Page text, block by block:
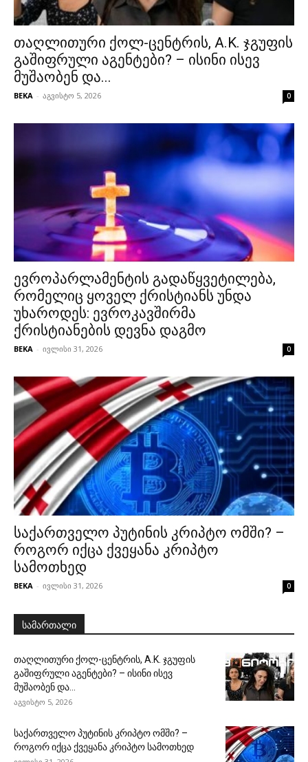
თაღლითური ქოლ-ცენტრის, A.K. ჯგუფის
გაშიფრული აგენტები? – ისინი ისევ
მუშაობენ და...
BEKA - აგვისტო 5, 2026 0
ევროპარლამენტის გადაწყვეტილება,
რომელიც ყოველ ქრისტიანს უნდა
უხაროდეს: ევროკავშირმა
ქრისტიანების დევნა დაგმო
BEKA - ივლისი 31, 2026 0
საქართველო პუტინის კრიპტო ომში? –
როგორ იქცა ქვეყანა კრიპტო
სამოთხედ
BEKA - ივლისი 31, 2026 0
სამართალი
თაღლითური ქოლ-ცენტრის, A.K. ჯგუფის
გაშიფრული აგენტები? – ისინი ისევ
მუშაობენ და...
აგვისტო 5, 2026
საქართველო პუტინის კრიპტო ომში? –
როგორ იქცა ქვეყანა კრიპტო სამოთხედ